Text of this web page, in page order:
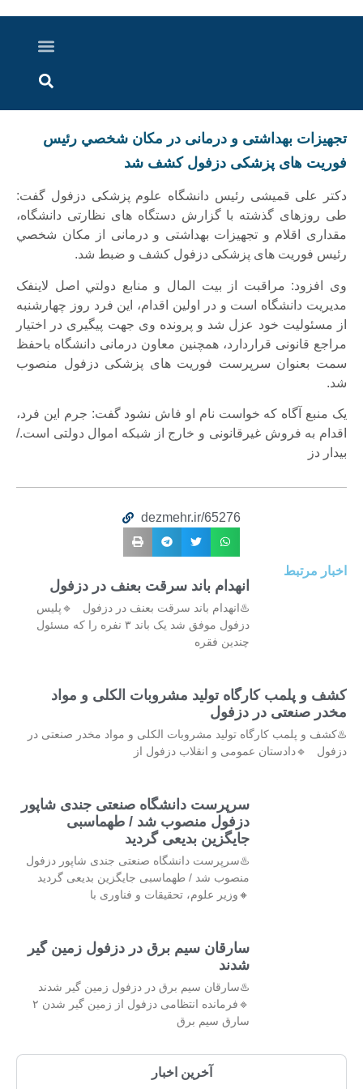
تجهیزات بهداشتی و درمانی در مکان شخصي رئیس
فوریت های پزشکی دزفول کشف شد
دکتر علی قمیشی رئیس دانشگاه علوم پزشکی دزفول گفت:
طی روزهای گذشته با گزارش دستگاه های نظارتی دانشگاه،
مقداری اقلام و تجهیزات بهداشتی و درمانی از مكان شخصي
رئیس فوریت های پزشکی دزفول کشف و‌ ضبط شد.
وی افزود: مراقبت از بيت المال و منابع دولتي اصل لاينفک
مديريت دانشگاه است و در اولین اقدام، این فرد روز چهارشنبه
از مسئولیت خود عزل شد و پرونده وی جهت پیگیری در اختیار
مراجع قانونی قراردارد، همچنین معاون درمانی دانشگاه باحفظ
سمت بعنوان سرپرست فوریت های پزشکی دزفول منصوب
شد.
یک منبع آگاه که خواست نام او فاش نشود گفت: جرم این فرد،
اقدام به فروش غیرقانونی و خارج از شبکه اموال دولتی است./
بیدار دز
dezmehr.ir/65276
اخبار مرتبط
انهدام باند سرقت بعنف در دزفول
♨️انهدام باند سرقت بعنف در دزفول 🔹پلیس
دزفول موفق شد یک باند ۳ نفره را که مسئول
چندین فقره
کشف و پلمب کارگاه تولید مشروبات الکلی و مواد
مخدر صنعتی در دزفول
♨️کشف و پلمب کارگاه تولید مشروبات الکلی و مواد مخدر صنعتی در
دزفول 🔹دادستان عمومی و انقلاب دزفول از
سرپرست دانشگاه صنعتی جندی شاپور
دزفول منصوب شد / طهماسبی
جایگزین بدیعی گردید
♨️سرپرست دانشگاه صنعتی جندی شاپور دزفول
منصوب شد / طهماسبی جایگزین بدیعی گردید
🔸وزیر علوم، تحقیقات و فناوری با
سارقان سیم برق در دزفول زمین گیر
شدند
♨️سارقان سیم برق در دزفول زمین گیر شدند
🔹فرمانده انتظامی دزفول از زمین گیر شدن ۲
سارق سیم برق
آخرین اخبار